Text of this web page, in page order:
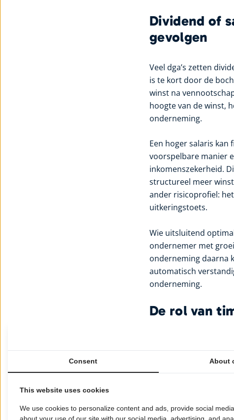
Dividend of
gevolgen
Veel dga’s zetten
is te kort door de
winst na
hoogte van de winst,
onderneming.
Een hoger salaris kan
voorspelbare manier
inkomenszekerheid.
structureel meer
ander risicoprofiel:
uitkeringstoets.
Wie uitsluitend
ondernemer met
onderneming daarna
automatisch
onderneming.
De rol van
Timing is vaak het
een boekjaar kan
wachten of naar
van uw inkomen in
Consent About
This website uses cookies
We use cookies to personalize content and ads, provide social
about your use of our site with our social media, advertising, and